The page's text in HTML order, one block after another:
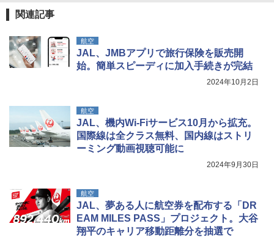
関連記事
航空
JAL、JMBアプリで旅行保険を販売開
始。簡単スピーディに加入手続きが完結
2024年10月2日
航空
JAL、機内Wi-Fiサービス10月から拡充。
国際線は全クラス無料、国内線はストリ
ーミング動画視聴可能に
2024年9月30日
航空
JAL、夢ある人に航空券を配布する「DR
EAM MILES PASS」プロジェクト。大谷
翔平のキャリア移動距離分を抽選で